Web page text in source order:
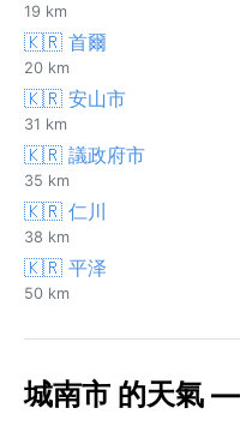
19 km
🇰🇷 首爾
20 km
🇰🇷 安山市
31 km
🇰🇷 議政府市
35 km
🇰🇷 仁川
38 km
🇰🇷 平泽
50 km
城南市 的天氣